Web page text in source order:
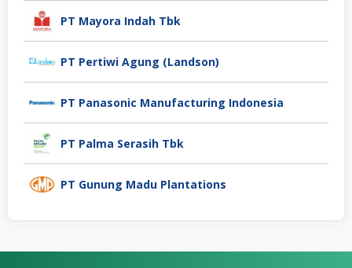
PT Mayora Indah Tbk
PT Pertiwi Agung (Landson)
PT Panasonic Manufacturing Indonesia
PT Palma Serasih Tbk
PT Gunung Madu Plantations